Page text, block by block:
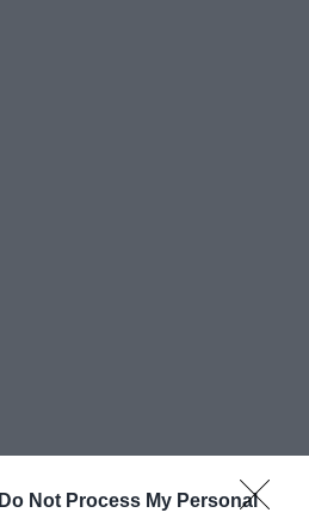
Do Not Process My Personal